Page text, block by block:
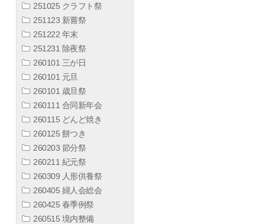
251025 クラフト祭
251123 新嘗祭
251222 年末
251231 除夜祭
260101 三が日
260101 元旦
260101 歳旦祭
260111 合同新年会
260115 どんど焼き
260125 餅つき
260203 節分祭
260211 紀元祭
260309 人形供養祭
260405 婦人会総会
260425 春季例祭
260515 境内整備